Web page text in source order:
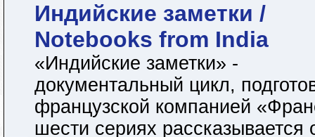
Индийские заметки /
Notebooks from India
«Индийские заметки» -
документальный цикл,
французской компанией
шести сериях рассказывается